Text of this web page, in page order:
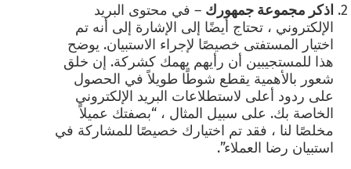
اذكر مجموعة جمهورك – في محتوى البريد
الإلكتروني ، تحتاج أيضًا إلى الإشارة إلى أنه تم
اختيار المستفتى خصيصًا لإجراء الاستبيان. يوضح
هذا للمستجيبين أن رأيهم يهمك كشركة. إن خلق
شعور بالأهمية يقطع شوطًا طويلاً في الحصول
على ردود أعلى لاستطلاعات البريد الإلكتروني
الخاصة بك. على سبيل المثال ، “بصفتك عميلاً
مخلصًا لنا ، فقد تم اختيارك خصيصًا للمشاركة في
استبيان رضا العملاء”.